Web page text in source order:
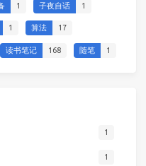
1 子夜自话 1
1 算法 17
读书笔记 168 随笔 1
1
1